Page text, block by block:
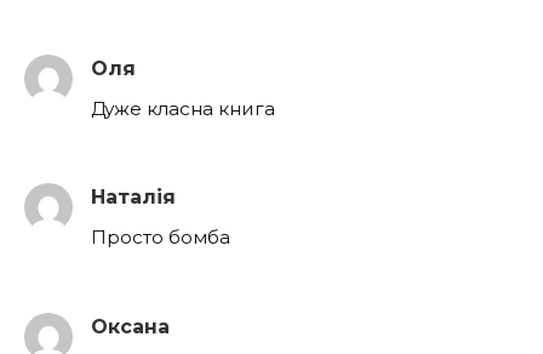
Оля
Дуже класна книга
Наталія
Просто бомба
Оксана